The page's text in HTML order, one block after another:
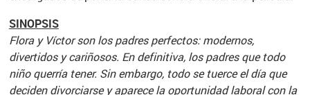
SINOPSIS
Flora y Víctor son los padres perfectos: modernos,
divertidos y cariñosos. En definitiva, los padres que todo
niño querría tener. Sin embargo, todo se tuerce el día que
deciden divorciarse y aparece la oportunidad laboral con la